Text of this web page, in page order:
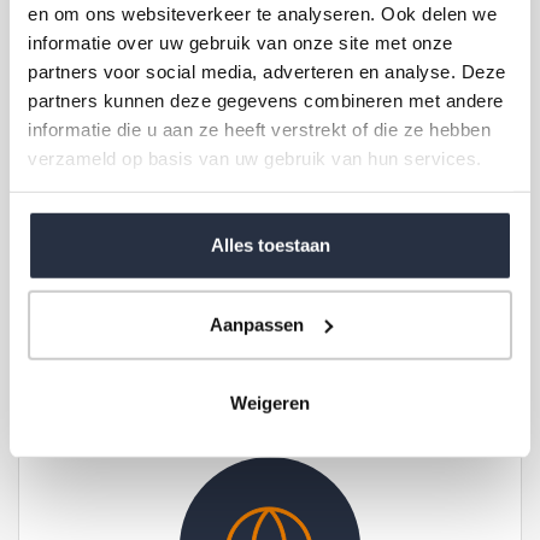
en om ons websiteverkeer te analyseren. Ook delen we
informatie over uw gebruik van onze site met onze
partners voor social media, adverteren en analyse. Deze
partners kunnen deze gegevens combineren met andere
informatie die u aan ze heeft verstrekt of die ze hebben
verzameld op basis van uw gebruik van hun services.
Alles toestaan
Aanpassen
Weigeren
Financiering